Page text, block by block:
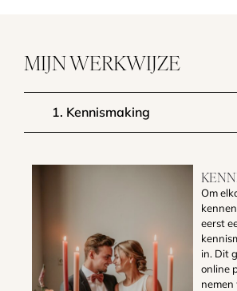
MIJN WERKWIJZE
1. Kennismaking
Om
eerst
in. Dit
online
nemen